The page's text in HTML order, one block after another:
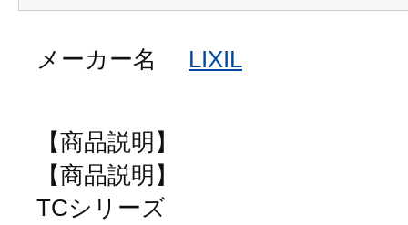
メーカー名 LIXIL
【商品説明】
【商品説明】
TCシリーズ